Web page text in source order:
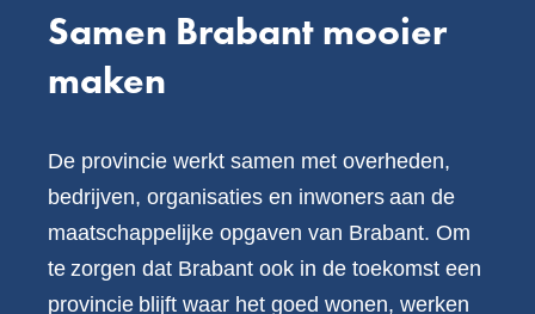
Samen Brabant mooier
maken
De provincie werkt samen met overheden,
bedrijven, organisaties en inwoners aan de
maatschappelijke opgaven van Brabant. Om
te zorgen dat Brabant ook in de toekomst een
provincie blijft waar het goed wonen, werken